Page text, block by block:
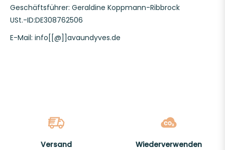
Geschäftsführer: Geraldine Koppmann-Ribbrock
USt.-ID:DE308762506
E-Mail: info[[@]]avaundyves.de
Versand
Wiederverwenden